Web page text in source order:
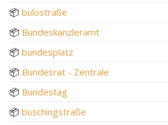
📦 bülostraße
📦 Bundeskanzleramt
📦 bundesplatz
📦 Bundesrat - Zentrale
📦 Bundestag
📦 büschingstraße